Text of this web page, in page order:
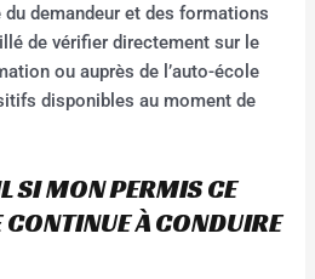
demandeur et des formations
de vérifier directement sur le
ou auprès de l’auto-école
disponibles au moment de
SI MON PERMIS CE
CONTINUE À CONDUIRE